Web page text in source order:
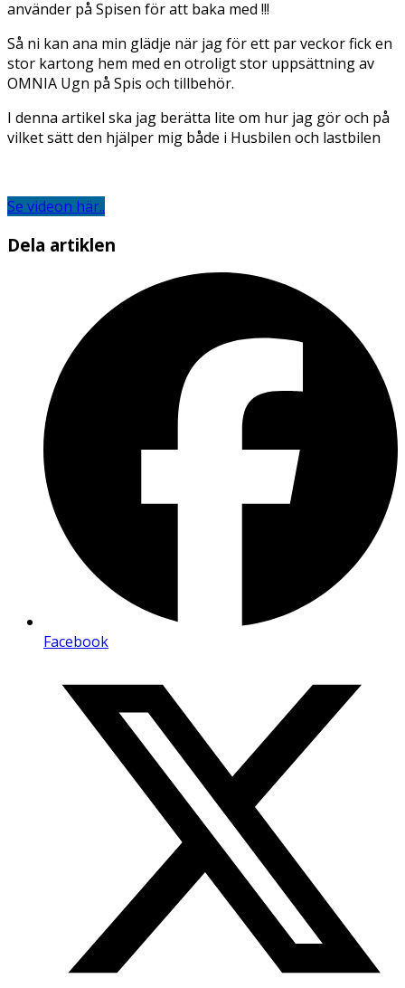
använder på Spisen för att baka med !!!
Så ni kan ana min glädje när jag för ett par veckor fick en
stor kartong hem med en otroligt stor uppsättning av
OMNIA Ugn på Spis och tillbehör.
I denna artikel ska jag berätta lite om hur jag gör och på
vilket sätt den hjälper mig både i Husbilen och lastbilen
Se videon här..
Dela artiklen
Facebook